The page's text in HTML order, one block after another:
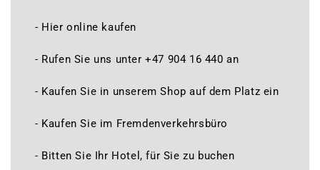
- Hier online kaufen
- Rufen Sie uns unter +47 904 16 440 an
- Kaufen Sie in unserem Shop auf dem Platz ein
- Kaufen Sie im Fremdenverkehrsbüro
- Bitten Sie Ihr Hotel, für Sie zu buchen